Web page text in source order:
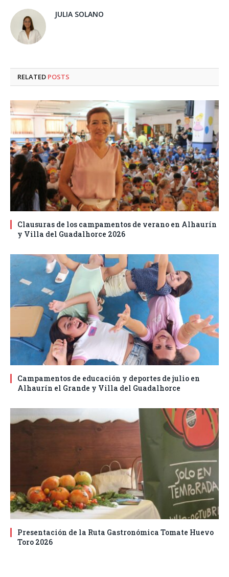
JULIA SOLANO
RELATED POSTS
Clausuras de los campamentos de verano en Alhaurín
y Villa del Guadalhorce 2026
Campamentos de educación y deportes de julio en
Alhaurín el Grande y Villa del Guadalhorce
Presentación de la Ruta Gastronómica Tomate Huevo
Toro 2026